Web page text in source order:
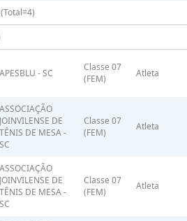
APESBLU - SC
Classe 07
(FEM)
Atleta
ASSOCIAÇÃO
JOINVILENSE DE
TÊNIS DE MESA -
SC
Classe 07
(FEM)
Atleta
ASSOCIAÇÃO
JOINVILENSE DE
TÊNIS DE MESA -
SC
Classe 07
(FEM)
Atleta